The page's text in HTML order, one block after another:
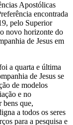
Apostólicas
encontrada
pelo Superior
novo horizonte do
de Jesus em
a quarta e última
de Jesus se
de modelos
e no
bens que,
a todos os seres
para a pesquisa e